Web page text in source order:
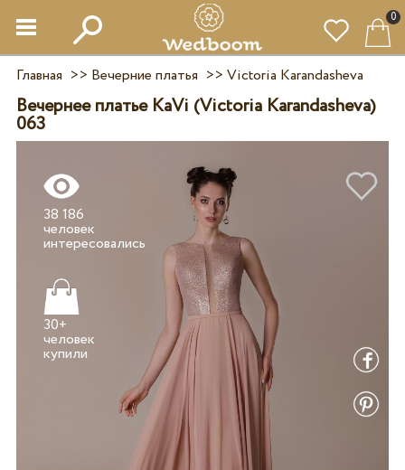
0
Главная >> Вечерние платья >> Victoria Karandasheva
Вечернее платье KaVi (Victoria Karandasheva)
063
38 186
человек
30+
человек